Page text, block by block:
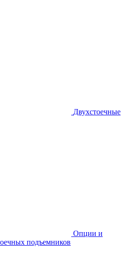
Двухстоечные
Опции и
подъемников